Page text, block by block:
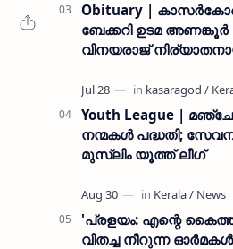
Obituary |
ബേക്കറി ഉടമ അണങ്കൂർ
വിനയരാജ്
Youth League |
നന്മകൾ പദ്ധതി;
മുസ്ലിം യൂത്ത് ലീഗ്
'പ്രളയം: എന്റെ
വിതച്ച നീറുന്ന